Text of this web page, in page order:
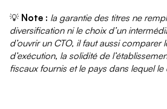
💡 Note : la garantie des titres ne
diversification ni le choix d’un
d’ouvrir un CTO, il faut aussi comparer
d’exécution, la solidité de
fiscaux fournis et le pays dans lequel